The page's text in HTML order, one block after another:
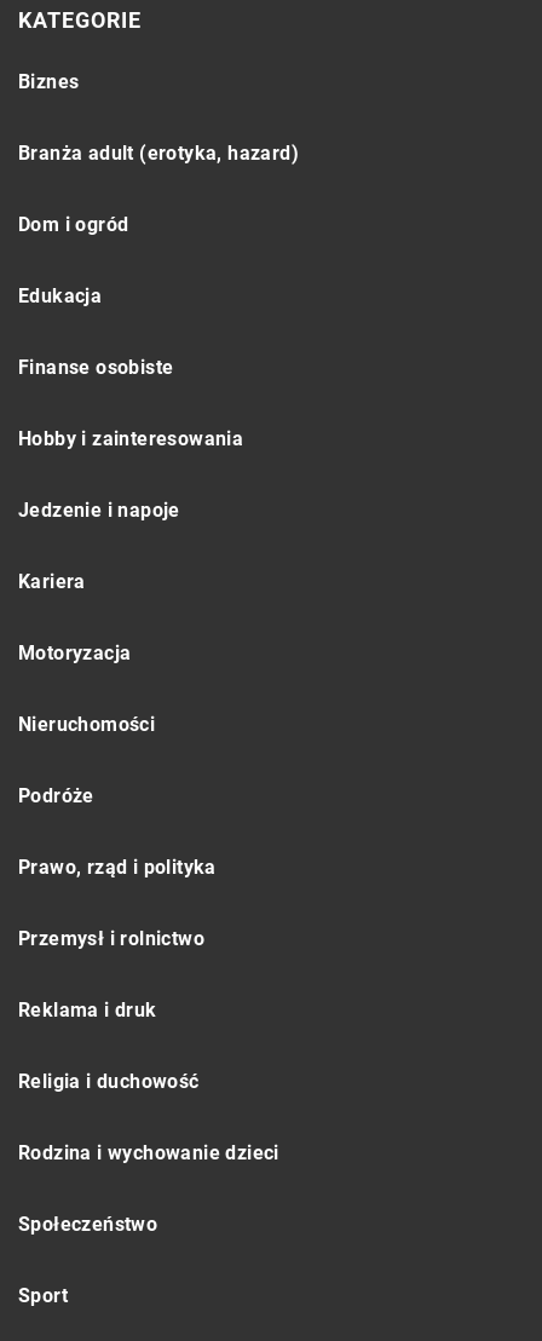
KATEGORIE
Biznes
Branża adult (erotyka, hazard)
Dom i ogród
Edukacja
Finanse osobiste
Hobby i zainteresowania
Jedzenie i napoje
Kariera
Motoryzacja
Nieruchomości
Podróże
Prawo, rząd i polityka
Przemysł i rolnictwo
Reklama i druk
Religia i duchowość
Rodzina i wychowanie dzieci
Społeczeństwo
Sport